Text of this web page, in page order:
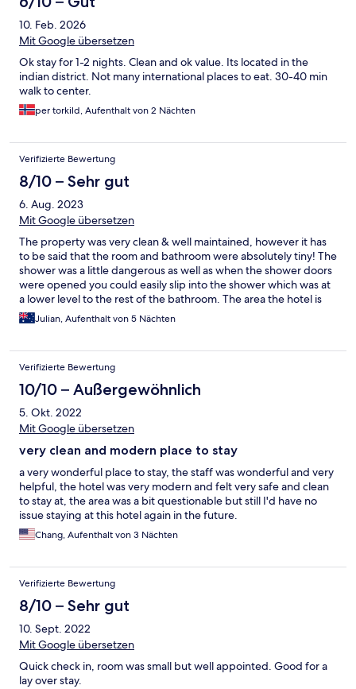
10. Feb. 2026
Mit Google übersetzen
Ok stay for 1-2 nights. Clean and ok value. Its located in the
indian district. Not many international places to eat. 30-40 min
walk to center.
per torkild, Aufenthalt von 2 Nächten
Verifizierte Bewertung
8/10 – Sehr gut
6. Aug. 2023
Mit Google übersetzen
The property was very clean & well maintained, however it has
to be said that the room and bathroom were absolutely tiny! The
shower was a little dangerous as well as when the shower doors
were opened you could easily slip into the shower which was at
a lower level to the rest of the bathroom. The area the hotel is
located in is excellent will all sorts of hawker centres and shops
operating often 24/7. There is a laundromat two blocks down
Julian, Aufenthalt von 5 Nächten
Verifizierte Bewertung
10/10 – Außergewöhnlich
5. Okt. 2022
Mit Google übersetzen
very clean and modern place to stay
a very wonderful place to stay, the staff was wonderful and very
helpful, the hotel was very modern and felt very safe and clean
to stay at, the area was a bit questionable but still I'd have no
issue staying at this hotel again in the future.
Chang, Aufenthalt von 3 Nächten
Verifizierte Bewertung
8/10 – Sehr gut
10. Sept. 2022
Mit Google übersetzen
Quick check in, room was small but well appointed. Good for a
lay over stay.